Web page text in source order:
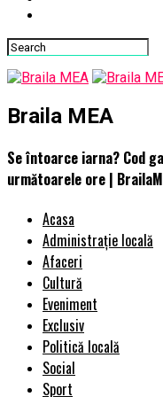
Braila MEA
Se întoarce iarna? Cod
următoarele ore |
Acasa
Administrație locală
Afaceri
Cultură
Eveniment
Exclusiv
Politică locală
Social
Sport